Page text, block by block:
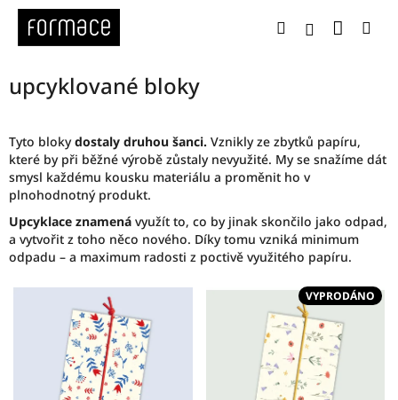
Přejít
obsah
HledatPřihlášení
upcyklované bloky
Tyto blokydostaly druhou šanci. Vznikly ze zbytků papíru,
které by při běžné výrobě zůstaly nevyužité. My se snažíme dát
smysl každému kousku materiálu a proměnit ho v
plnohodnotný produkt.
Upcyklace znamená využít to, co by jinak skončilo jako odpad,
a vytvořit z toho něco nového. Díky tomu vzniká minimum
odpadu – a maximum radosti z poctivě využitého papíru.
V
VYPRODÁNO